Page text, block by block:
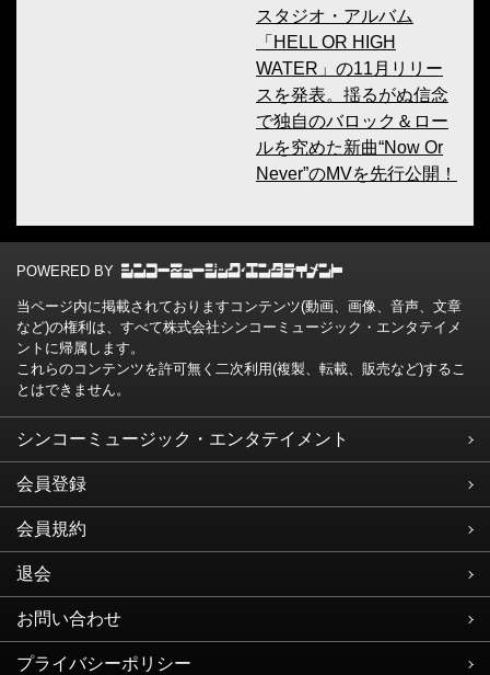
スタジオ・アルバム
「HELL OR HIGH
WATER」の11月リリー
スを発表。揺るがぬ信念
で独自のバロック＆ロー
ルを究めた新曲“Now Or
Never”のMVを先行公開！
POWERED BY
当ページ内に掲載されておりますコンテンツ(動画、画像、音声、文章
など)の権利は、すべて株式会社シンコーミュージック・エンタテイメ
ントに帰属します。
これらのコンテンツを許可無く二次利用(複製、転載、販売など)するこ
とはできません。
シンコーミュージック・エンタテイメント
会員登録
会員規約
退会
お問い合わせ
プライバシーポリシー